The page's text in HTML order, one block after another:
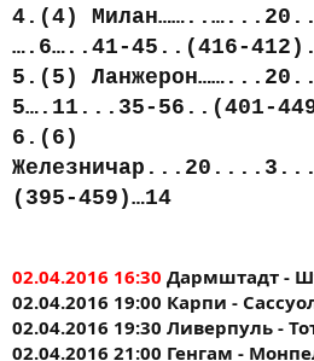
4.(4)
….6…..41-45..(416-
5.(5)
5….11...35-56..(401-
6.(6)
(395-459)…14
02.04.2016 16:30 Дармштадт -
02.04.2016 19:00 Карпи -
02.04.2016 19:30 Ливерпуль -
02.04.2016 21:00 Генгам -